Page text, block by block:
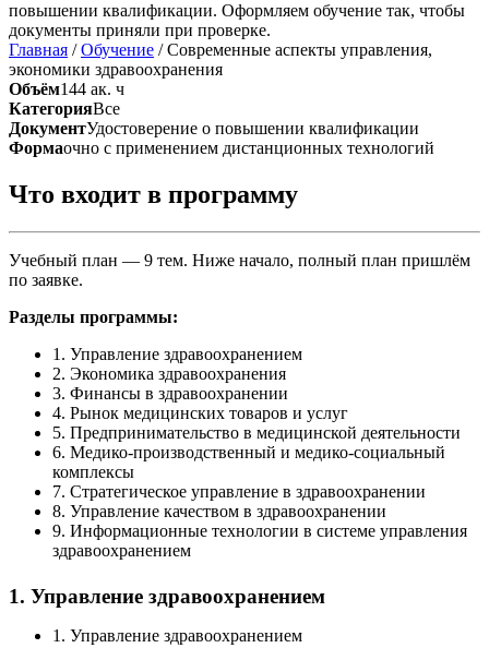
повышении квалификации. Оформляем обучение так, чтобы
документы приняли при проверке.
Главная / Обучение / Современные аспекты управления,
экономики здравоохранения
Объём144 ак. ч
КатегорияВсе
ДокументУдостоверение о повышении квалификации
Формаочно с применением дистанционных технологий
Что входит в программу
Учебный план — 9 тем. Ниже начало, полный план пришлём
по заявке.
Разделы программы:
1. Управление здравоохранением
2. Экономика здравоохранения
3. Финансы в здравоохранении
4. Рынок медицинских товаров и услуг
5. Предпринимательство в медицинской деятельности
6. Медико-производственный и медико-социальный
комплексы
7. Стратегическое управление в здравоохранении
8. Управление качеством в здравоохранении
9. Информационные технологии в системе управления
здравоохранением
1. Управление здравоохранением
1. Управление здравоохранением